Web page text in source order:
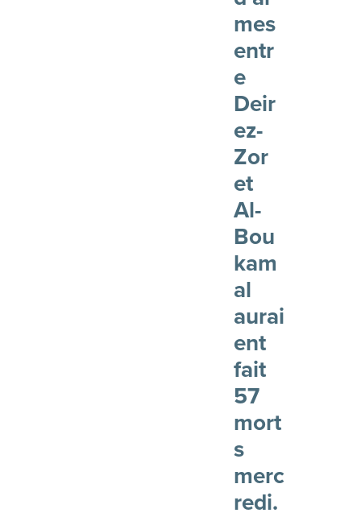
mes
entr
e
Deir
ez-
Zor
et
Al-
Bou
kam
al
aurai
ent
fait
57
mort
s
merc
redi.